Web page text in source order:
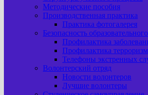
Методические пособия
Производственная практика
Практика фотогалерея
Безопасность
Профилактика
Профилактика
Телефоны экстренных
Волонтерский отряд
Новости волонтеров
Лучшие волонтеры